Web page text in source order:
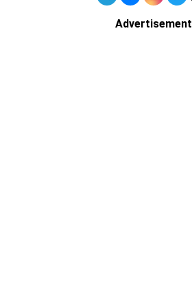
Advertisement